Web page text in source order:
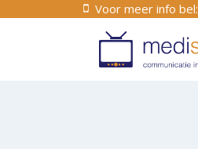
Voor meer info